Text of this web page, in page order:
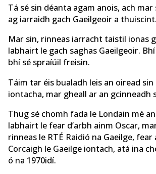
Tá sé sin déanta agam anois, ach
ag iarraidh gach Gaeilgeoir a thuiscint.
Mar sin, rinneas iarracht taistil ionas
labhairt le gach saghas Gaeilgeoir.
bhí sé spraíúil freisin.
Táim tar éis bualadh leis an oiread sin
iontacha, mar gheall ar an gcinneadh
Thug sé chomh fada le Londain mé
labhairt le fear d’arbh ainm Oscar,
rinneas le RTÉ Raidió na Gaeilge, fear
Corcaigh le Gaeilge iontach, atá ina
ó na 1970idí.